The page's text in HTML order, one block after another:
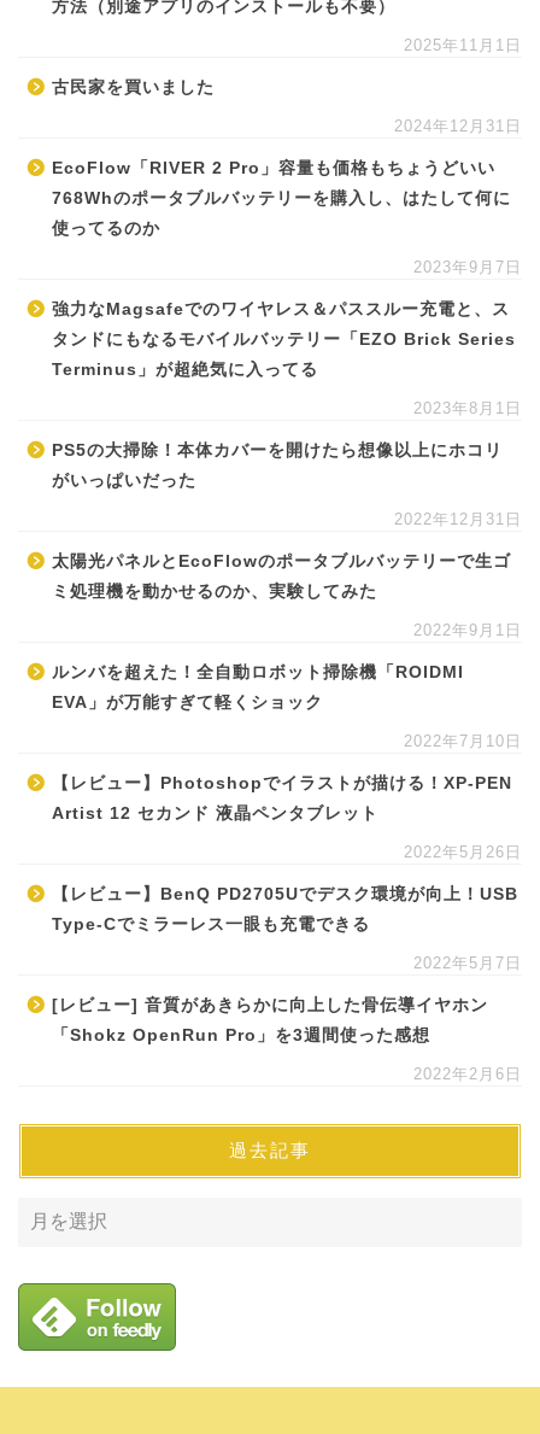
方法（別途アプリのインストールも不要）
2025年11月1日
古民家を買いました
2024年12月31日
EcoFlow「RIVER 2 Pro」容量も価格もちょうどいい
768Whのポータブルバッテリーを購入し、はたして何に
使ってるのか
2023年9月7日
強力なMagsafeでのワイヤレス＆パススルー充電と、ス
タンドにもなるモバイルバッテリー「EZO Brick Series
Terminus」が超絶気に入ってる
2023年8月1日
PS5の大掃除！本体カバーを開けたら想像以上にホコリ
がいっぱいだった
2022年12月31日
太陽光パネルとEcoFlowのポータブルバッテリーで生ゴ
ミ処理機を動かせるのか、実験してみた
2022年9月1日
ルンバを超えた！全自動ロボット掃除機「ROIDMI
EVA」が万能すぎて軽くショック
2022年7月10日
【レビュー】Photoshopでイラストが描ける！XP-PEN
Artist 12 セカンド 液晶ペンタブレット
2022年5月26日
【レビュー】BenQ PD2705Uでデスク環境が向上！USB
Type-Cでミラーレス一眼も充電できる
2022年5月7日
[レビュー] 音質があきらかに向上した骨伝導イヤホン
「Shokz OpenRun Pro」を3週間使った感想
2022年2月6日
過去記事